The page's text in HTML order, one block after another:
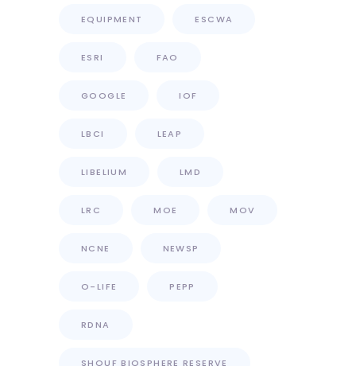
EQUIPMENT ESCWA
ESRI FAO
GOOGLE IOF
LBCI LEAP
LIBELIUM LMD
LRC MOE MOV
NCNE NEWSP
O-LIFE PEPP
RDNA
SHOUF BIOSPHERE RESERVE